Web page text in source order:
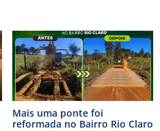
Mais uma ponte foi
reformada no Bairro Rio Claro